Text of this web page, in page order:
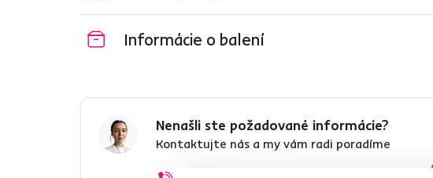
Informácie o balení
Nenašli ste požadované informácie?
Kontaktujte nás a my vám radi poradíme